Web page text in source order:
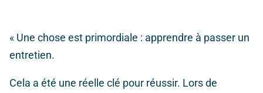
« Une chose est primordiale : apprendre à passer un
entretien.
Cela a été une réelle clé pour réussir. Lors de